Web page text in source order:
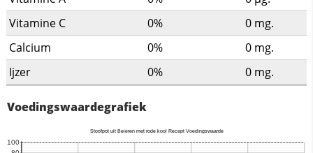
Vitamine C
0% 0 mg.
Calcium
0% 0 mg.
Ijzer
0% 0 mg.
Voedingswaardegrafiek